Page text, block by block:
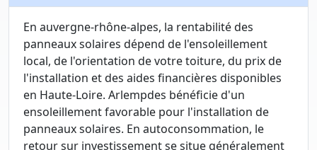
En auvergne-rhône-alpes, la rentabilité des
panneaux solaires dépend de l'ensoleillement
local, de l'orientation de votre toiture, du prix de
l'installation et des aides financières disponibles
en Haute-Loire. Arlempdes bénéficie d'un
ensoleillement favorable pour l'installation de
panneaux solaires. En autoconsommation, le
retour sur investissement se situe généralement